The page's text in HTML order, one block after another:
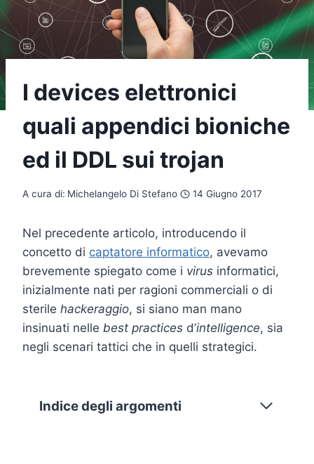
I devices elettronici
quali appendici bioniche
ed il DDL sui trojan
A cura di: Michelangelo Di Stefano 14 Giugno 2017
Nel precedente articolo, introducendo il
concetto di captatore informatico, avevamo
brevemente spiegato come i virus informatici,
inizialmente nati per ragioni commerciali o di
sterile hackeraggio, si siano man mano
insinuati nelle best practices d’intelligence, sia
negli scenari tattici che in quelli strategici.
Indice degli argomenti